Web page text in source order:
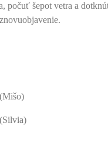
počuť šepot vetra a